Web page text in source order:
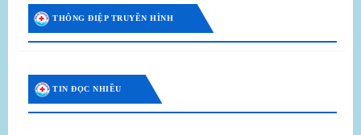
THÔNG ĐIỆP TRUYỀN HÌNH
TIN ĐỌC NHIỀU